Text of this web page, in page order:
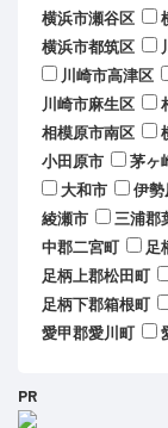
横浜市瀬谷区
横浜市都筑区
川崎市高津区
川崎市麻生区
相模原市南区
小田原市
茅ヶ
大和市
伊勢
綾瀬市
三浦郡
中郡二宮町
足
足柄上郡松田町
足柄下郡箱根町
愛甲郡愛川町
PR